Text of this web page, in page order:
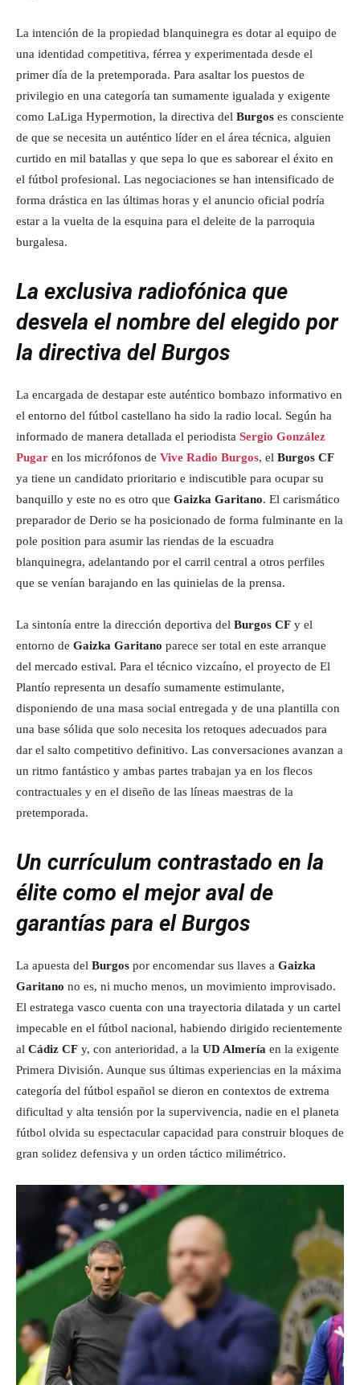
La intención de la propiedad blanquinegra es dotar al equipo de
una identidad competitiva, férrea y experimentada desde el
primer día de la pretemporada. Para asaltar los puestos de
privilegio en una categoría tan sumamente igualada y exigente
como LaLiga Hypermotion, la directiva del Burgos es consciente
de que se necesita un auténtico líder en el área técnica, alguien
curtido en mil batallas y que sepa lo que es saborear el éxito en
el fútbol profesional. Las negociaciones se han intensificado de
forma drástica en las últimas horas y el anuncio oficial podría
estar a la vuelta de la esquina para el deleite de la parroquia
burgalesa.
La exclusiva radiofónica que
desvela el nombre del elegido por
la directiva del Burgos
La encargada de destapar este auténtico bombazo informativo en
el entorno del fútbol castellano ha sido la radio local. Según ha
informado de manera detallada el periodista Sergio González
Pugar en los micrófonos de Vive Radio Burgos, el Burgos CF
ya tiene un candidato prioritario e indiscutible para ocupar su
banquillo y este no es otro que Gaizka Garitano. El carismático
preparador de Derio se ha posicionado de forma fulminante en la
pole position para asumir las riendas de la escuadra
blanquinegra, adelantando por el carril central a otros perfiles
que se venían barajando en las quinielas de la prensa.
La sintonía entre la dirección deportiva del Burgos CF y el
entorno de Gaizka Garitano parece ser total en este arranque
del mercado estival. Para el técnico vizcaíno, el proyecto de El
Plantío representa un desafío sumamente estimulante,
disponiendo de una masa social entregada y de una plantilla con
una base sólida que solo necesita los retoques adecuados para
dar el salto competitivo definitivo. Las conversaciones avanzan a
un ritmo fantástico y ambas partes trabajan ya en los flecos
contractuales y en el diseño de las líneas maestras de la
pretemporada.
Un currículum contrastado en la
élite como el mejor aval de
garantías para el Burgos
La apuesta del Burgos por encomendar sus llaves a Gaizka
Garitano no es, ni mucho menos, un movimiento improvisado.
El estratega vasco cuenta con una trayectoria dilatada y un cartel
impecable en el fútbol nacional, habiendo dirigido recientemente
al Cádiz CF y, con anterioridad, a la UD Almería en la exigente
Primera División. Aunque sus últimas experiencias en la máxima
categoría del fútbol español se dieron en contextos de extrema
dificultad y alta tensión por la supervivencia, nadie en el planeta
fútbol olvida su espectacular capacidad para construir bloques de
gran solidez defensiva y un orden táctico milimétrico.